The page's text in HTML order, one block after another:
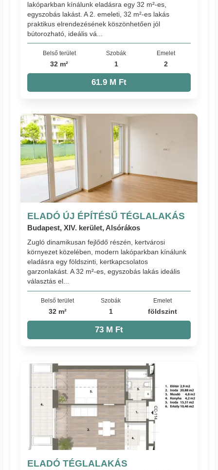
lakóparkban kínálunk eladásra egy 32 m²-es,
egyszobás lakást. A 2. emeleti, 32 m²-es lakás
praktikus elrendezésének köszönhetően jól
bútorozható, ideális vá...
Belső terület
32 m²
Szobák
1
Emelet
2
61.9 M Ft
ELADÓ ÚJ ÉPÍTÉSŰ TÉGLALAKÁS
Budapest, XIV. kerület, Alsórákos
Zugló dinamikusan fejlődő részén, kertvárosi
környezet közelében, modern lakóparkban kínálunk
eladásra egy földszinti, kertkapcsolatos
garzonlakást. A 32 m²-es, egyszobás lakás ideális
választás el...
Belső terület
32 m²
Szobák
1
Emelet
földszint
73 M Ft
ELADÓ TÉGLALAKÁS